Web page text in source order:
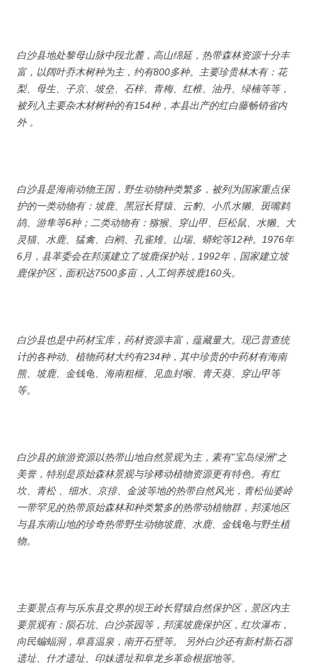
白沙县地处黎母山脉中段北麓，高山绵延，热带森林资源十分丰
富，以阔叶乔木树种为主，约有800多种。主要珍贵林木有：花
梨、母生、子京、坡垒、石梓、青梅、红椎、油丹、绿楠等等，
被列入主要杂木材树种的有154种，本县出产的红白藤畅销省内
外 。
白沙县是海南动物王国，野生动物种类繁多，被列为国家重点保
护的一类动物有：坡鹿、黑冠长臂猿、云豹、小爪水獭、斑嘴鹈
鸪、游隼等6种；二类动物有：猕猴、穿山甲、巨松鼠、水獭、大
灵猫、水鹿、猛禽、白鹇、孔雀雉、山瑞、蟒蛇等12种。1976年
6月，县革委会在邦溪建立了坡鹿保护站，1992年，国家建立坡
鹿保护区，面积达7500多亩，人工饲养坡鹿160头。
白沙县也是中药材宝库，药材资源丰富，蕴藏量大。现己普查统
计的各种动、植物药材大约有234种，其中珍贵的中药材有海南
熊、坡鹿、金钱龟、海南粗榧、见血封喉、青天葵、穿山甲等
等。
白沙县的旅游资源以热带山地自然景观为主，素有”宝岛绿洲”之
美誉，特别是原始森林景观与珍稀动植物资源更有特色。有红
坎、青松 、细水、京排、金波等地的热带自然风光，青松仙婆岭
一带罕见的热带原始森林和种类繁多的热带动植物群，邦溪地区
与县东南山地的珍奇热带野生动物坡鹿、水鹿、金钱龟与野生植
物。
主要景点有与乐东县交界的坝王岭长臂猿自然保护区，景区内主
要景观有：陨石坑、白沙茶园等，邦溪坡鹿保护区，红坎瀑布，
向民蝙蝠洞，阜喜温泉，南开石壁等。 另外白沙还有新村新石器
遗址、什才遗址、印妹遗址和阜龙乡革命根据地等。